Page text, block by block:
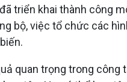
triển khai thành
bộ, việc tổ chức các
quan trọng trong